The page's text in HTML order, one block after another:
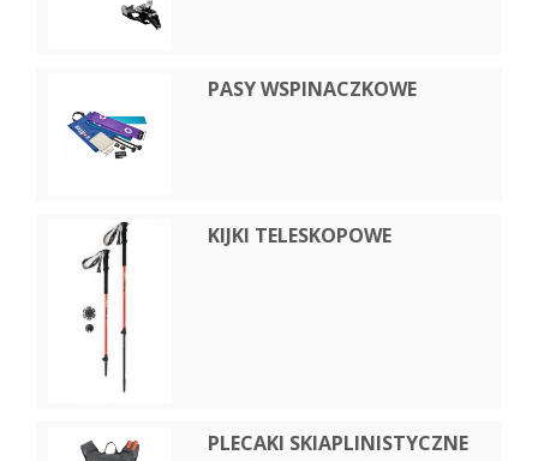
PASY WSPINACZKOWE
KIJKI TELESKOPOWE
PLECAKI SKIAPLINISTYCZNE